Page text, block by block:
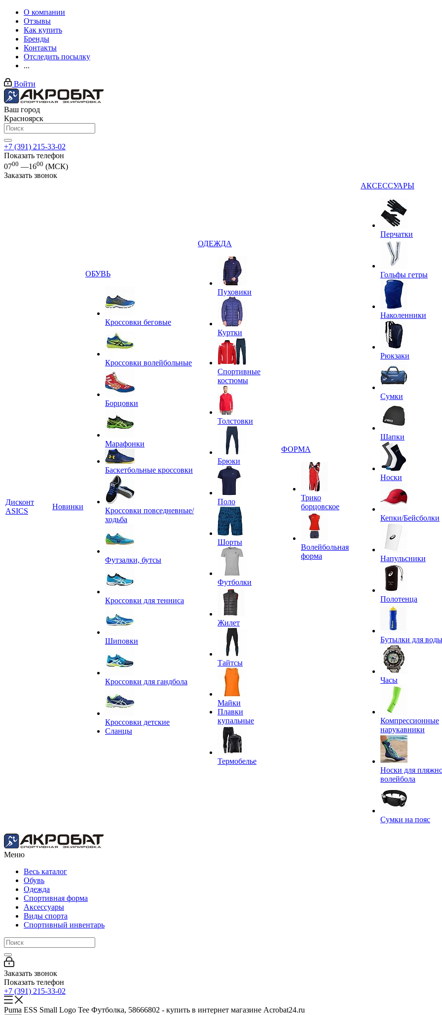
О компании
Отзывы
Как купить
Бренды
Контакты
Отследить посылку
...
Войти
Ваш город
Красноярск
+7 (391) 215-33-02
Показать телефон
0700 —1600 (МСК)
Заказать звонок
Дисконт
ASICS
Новинки
ОБУВЬ
Кроссовки беговые
Кроссовки волейбольные
Борцовки
Марафонки
Баскетбольные кроссовки
Кроссовки повседневные/
ходьба
Футзалки, бутсы
Кроссовки для тенниса
Шиповки
Кроссовки для гандбола
Кроссовки детские
Сланцы
ОДЕЖДА
Пуховики
Куртки
Спортивные
костюмы
Толстовки
Брюки
Поло
Шорты
Футболки
Жилет
Тайтсы
Майки
Плавки
купальные
Термобелье
ФОРМА
Трико
борцовское
Волейбольная
форма
АКСЕССУАРЫ
Перчатки
Гольфы гетры
Наколенники
Рюкзаки
Сумки
Шапки
Носки
Кепки/Бейсболки
Напульсники
Полотенца
Бутылки для воды
Часы
Компрессионные
нарукавники
Носки для
волейбола
Сумки на пояс
Меню
Весь каталог
Обувь
Одежда
Спортивная форма
Аксессуары
Виды спорта
Спортивный инвентарь
Заказать звонок
Показать телефон
+7 (391) 215-33-02
Puma ESS Small Logo Tee Футболка, 58666802 - купить в интернет магазине Acrobat24.ru